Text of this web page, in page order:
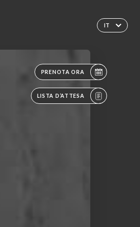
IT
PRENOTA ORA
LISTA D’ATTESA